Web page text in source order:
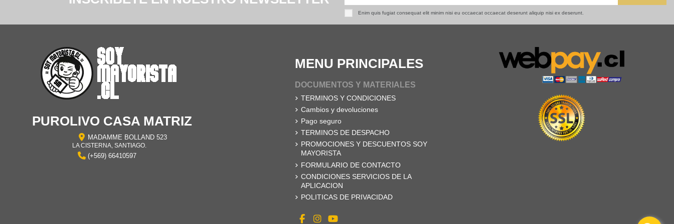
Enim quis fugiat consequat elit minim nisi eu occaecat occaecat deserunt aliquip nisi ex deserunt.
PUROLIVO CASA MATRIZ
MADAMME BOLLAND 523
LA CISTERNA, SANTIAGO.
(+569) 66410597
MENU PRINCIPALES
DOCUMENTOS Y MATERIALES
TERMINOS Y CONDICIONES
Cambios y devoluciones
Pago seguro
TERMINOS DE DESPACHO
PROMOCIONES Y DESCUENTOS SOY
MAYORISTA
FORMULARIO DE CONTACTO
CONDICIONES SERVICIOS DE LA
APLICACION
POLITICAS DE PRIVACIDAD